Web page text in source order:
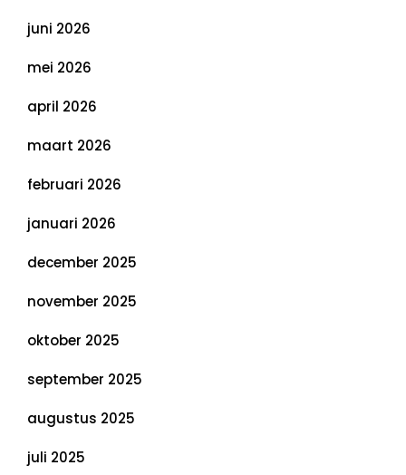
juni 2026
mei 2026
april 2026
maart 2026
februari 2026
januari 2026
december 2025
november 2025
oktober 2025
september 2025
augustus 2025
juli 2025